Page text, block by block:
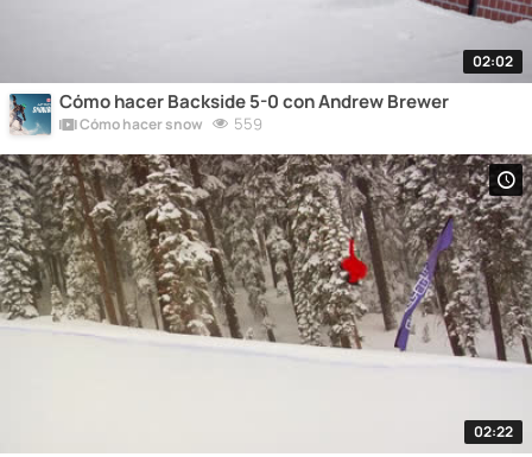
02:02
Cómo hacer Backside 5-0 con Andrew Brewer
Cómo hacer snow 559
02:22